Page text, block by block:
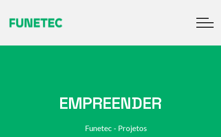
EMPREENDER
Funetec - Projetos